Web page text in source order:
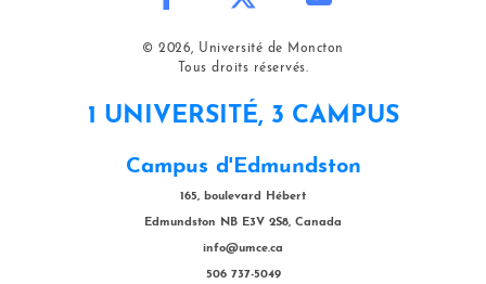
© 2026, Université de Moncton
Tous droits réservés.
1 UNIVERSITÉ, 3 CAMPUS
Campus d'Edmundston
165, boulevard Hébert
Edmundston NB E3V 2S8, Canada
info@umce.ca
506 737-5049